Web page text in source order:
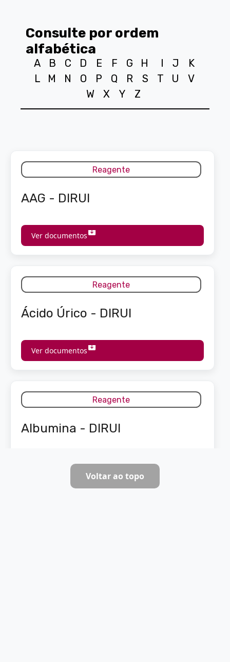
Consulte por ordem
alfabética
A B C D E F G H I J
K
L
M N O P Q R S T U
V
W
X Y Z
Reagente
AAG - DIRUI
Ver documentos
Reagente
Ácido Úrico - DIRUI
Ver documentos
Reagente
Albumina - DIRUI
Ver documentos
Voltar ao topo